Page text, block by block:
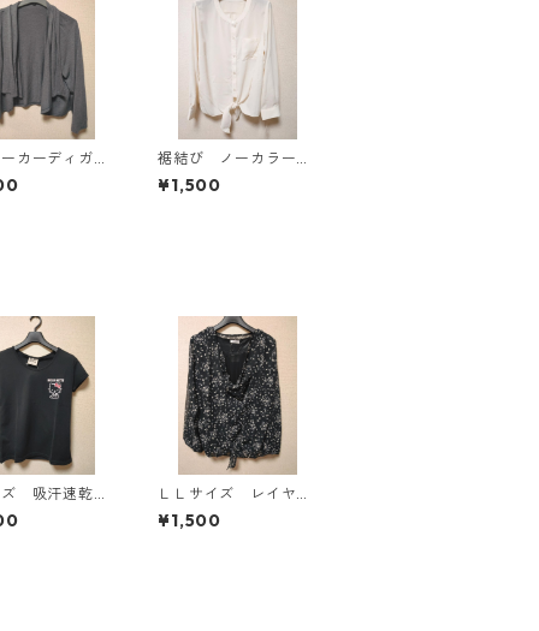
ーカーディガ
グレー K
裾結び ノーカラーブ
ラウス ３Ｌ アイボ
リー KAE-4813
¥1,500
ズ 吸汗速乾
・消臭 ハロ
ィ ドライメッ
ＬＬサイズ レイヤー
ド風 シフォンブラウ
ス ブラック KAE-4
¥1,500